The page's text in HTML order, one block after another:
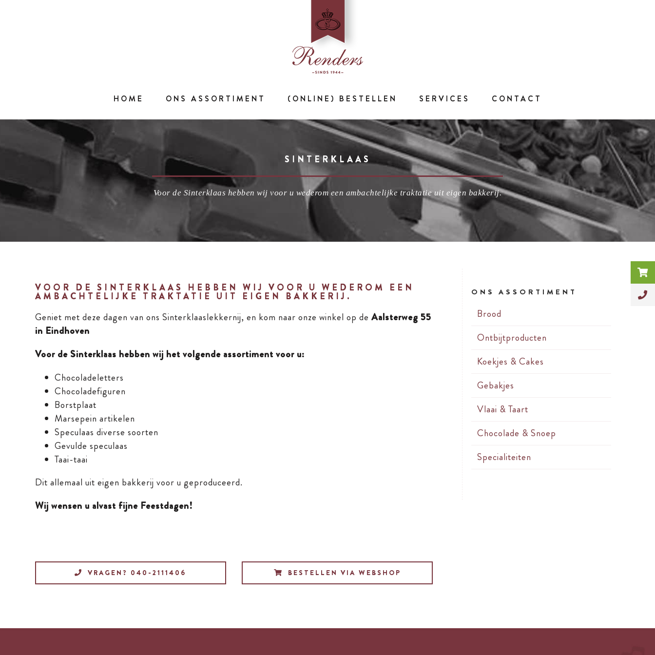
HOME ONS ASSORTIMENT (ONLINE) BESTELLEN SERVICES CONTACT
SINTERKLAAS
Voor de Sinterklaas hebben wij voor u wederom een ambachtelijke traktatie uit eigen bakkerij.
VOOR DE SINTERKLAAS HEBBEN WIJ VOOR U WEDEROM EEN
AMBACHTELIJKE TRAKTATIE UIT EIGEN BAKKERIJ.
Geniet met deze dagen van ons Sinterklaaslekkernij, en kom naar onze winkel op de Aalsterweg 55
in Eindhoven
Voor de Sinterklaas hebben wij het volgende assortiment voor u:
Chocoladeletters
Chocoladefiguren
Borstplaat
Marsepein artikelen
Speculaas diverse soorten
Gevulde speculaas
Taai-taai
Dit allemaal uit eigen bakkerij voor u geproduceerd.
Wij wensen u alvast fijne Feestdagen!
VRAGEN? 040-2111406 BESTELLEN VIA WEBSHOP
ONS ASSORTIMENT
Brood
Ontbijtproducten
Koekjes & Cakes
Gebakjes
Vlaai & Taart
Chocolade & Snoep
Specialiteiten